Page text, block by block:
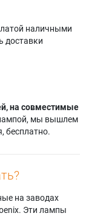
наличными
доставки
на совместимые
лампой, мы вышлем
бесплатно.
на заводах
Эти лампы